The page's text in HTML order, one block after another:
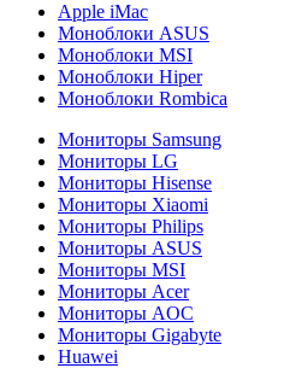
Apple iMac
Моноблоки ASUS
Моноблоки MSI
Моноблоки Hiper
Моноблоки Rombica
Мониторы Samsung
Мониторы LG
Мониторы Hisense
Мониторы Xiaomi
Мониторы Philips
Мониторы ASUS
Мониторы MSI
Мониторы Acer
Мониторы AOC
Мониторы Gigabyte
Huawei